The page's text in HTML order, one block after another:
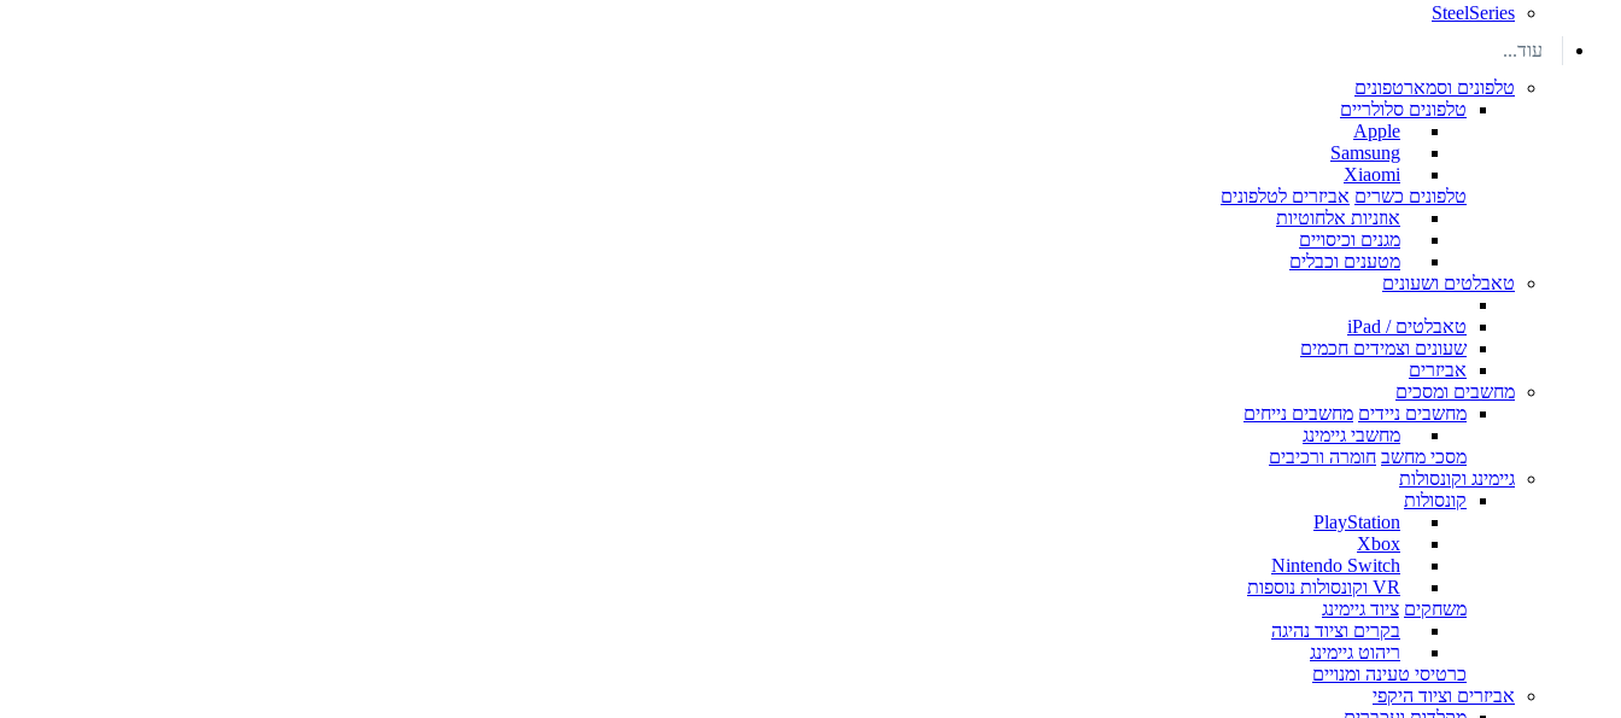
SteelSeries
עוד...
טלפונים וסמארטפונים
טלפונים סלולריים
Apple
Samsung
Xiaomi
טלפונים כשרים אביזרים לטלפונים
אוזניות אלחוטיות
מגנים וכיסויים
מטענים וכבלים
טאבלטים ושעונים
טאבלטים / iPad
שעונים וצמידים חכמים
אביזרים
מחשבים ומסכים
מחשבים ניידים מחשבים נייחים
מחשבי גיימינג
מסכי מחשב חומרה ורכיבים
גיימינג וקונסולות
קונסולות
PlayStation
Xbox
Nintendo Switch
VR וקונסולות נוספות
משחקים ציוד גיימינג
בקרים וציוד נהיגה
ריהוט גיימינג
כרטיסי טעינה ומנויים
אביזרים וציוד היקפי